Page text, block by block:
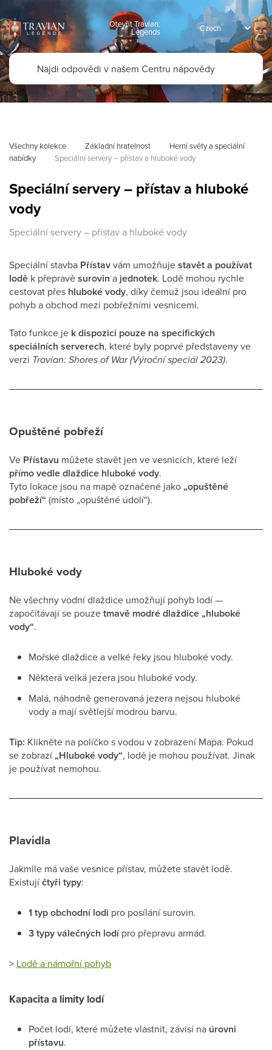
Otevřít Travian:
Legends
Všechny kolekce Základní hratelnost
Herní světy a speciální
nabídky
Speciální servery – přístav a hluboké vody
Speciální servery – přístav a hluboké
vody
Speciální servery – přístav a hluboké vody
Speciální stavba Přístavvám umožňujestavět a používat
lodě k přepravěsurovin a jednotek. Lodě mohou rychle
cestovat přes hluboké vody, díky čemuž jsou ideální pro
pohyb a obchod mezi pobřežními vesnicemi.
Tato funkce je k dispozici pouze na specifických
speciálních serverech, které byly poprvé představeny ve
verzi Travian: Shores of War (Výroční speciál 2023).
Opuštěné pobřeží
Ve Přístavu můžete stavět jen ve vesnicích, které leží
přímo vedle dlaždice hluboké vody.
Tyto lokace jsou na mapě označené jako „opuštěné
pobřeží“ (místo „opuštěné údolí“).
Hluboké vody
Ne všechny vodní dlaždice umožňují pohyb lodí —
započítávají se pouzetmavě modré dlaždice „hluboké
vody“.
Mořské dlaždice a velké řeky jsou hluboké vody.
Některá velká jezera jsou hluboké vody.
Malá, náhodně generovaná jezera nejsou hluboké
vody a mají světlejší modrou barvu.
Tip: Klikněte na políčko s vodou v zobrazení Mapa. Pokud
se zobrazí„Hluboké vody“, lodě je mohou používat. Jinak
je používat nemohou.
Plavidla
Jakmile má vaše vesnice přístav, můžete stavět lodě.
Existujíčtyři typy:
1 typ obchodní lodi pro posílání surovin.
3 typy válečných lodípro přepravu armád.
> Lodě a námořní pohyb
Kapacita a limity lodí
Počet lodí, které můžete vlastnit, závisí na úrovni
přístavu.